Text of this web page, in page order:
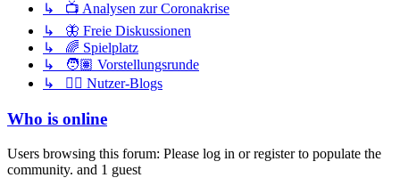
↳ 📺 Analysen zur Coronakrise
↳ 🦋 Freie Diskussionen
↳ 🌈 Spielplatz
↳ 🧑🏽 Vorstellungsrunde
↳ ✍🏽 Nutzer-Blogs
Who is online
Users browsing this forum: Please log in or register to populate the
community. and 1 guest